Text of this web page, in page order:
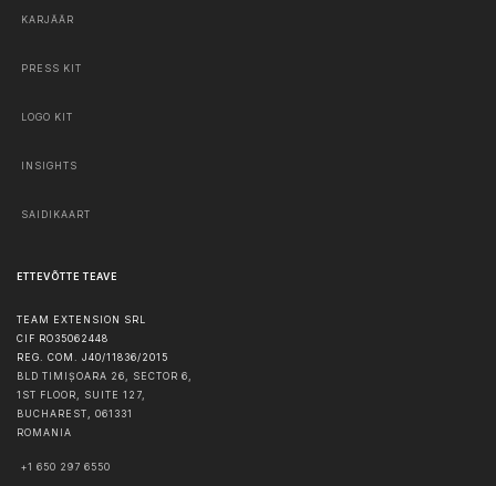
KARJÄÄR
PRESS KIT
LOGO KIT
INSIGHTS
SAIDIKAART
ETTEVÕTTE TEAVE
TEAM EXTENSION SRL
CIF RO35062448
REG. COM. J40/11836/2015
BLD TIMIȘOARA 26, SECTOR 6,
1ST FLOOR, SUITE 127,
BUCHAREST, 061331
ROMANIA
+1 650 297 6550